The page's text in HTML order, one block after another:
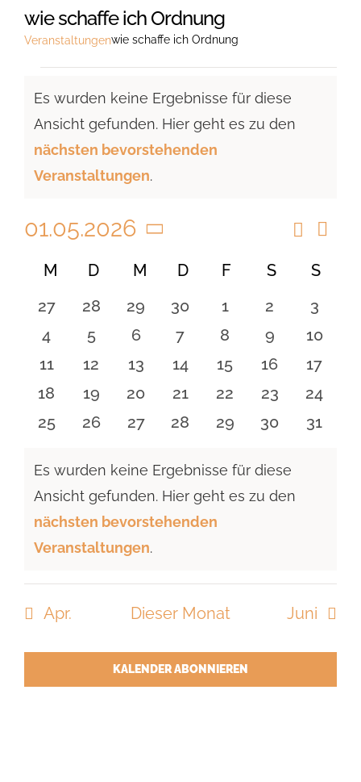
wie schaffe ich Ordnung
Veranstaltungenwie schaffe ich Ordnung
Hinweis
Es wurden keine Ergebnisse für diese
Ansicht gefunden. Hier geht es zu den
nächsten bevorstehenden
Veranstaltungen.
Suche
Suche
Monat
01.05.2026
Datum
wählen.
Kalender
von
Veranstaltungen
M MONTAG
D DIENSTAG
M MITTWOCH
D DONNERSTAG
F FREITAG
SSAMSTAG
S
0
Veranstaltungen
27
0
Veranstaltungen
28
0
Veranstaltungen
29
0
Veranstaltungen
30
0
Veranstaltungen
1
0
2
0
3
0
Veranstaltungen
4
0
Veranstaltungen
5
0
Veranstaltungen
6
0
Veranstaltungen
7
0
Veranstaltungen
8
0
9
0
10
0
Veranstaltungen
11
0
Veranstaltungen
12
0
Veranstaltungen
13
0
Veranstaltungen
14
0
Veranstaltungen
15
0
16
0
17
0
Veranstaltungen
18
0
Veranstaltungen
19
0
Veranstaltungen
20
0
Veranstaltungen
21
0
Veranstaltungen
22
0
23
0
24
0
25
0
26
0
27
0
28
0
29
0
30
0
31
Hinweis
Es wurden keine Ergebnisse für diese
Ansicht gefunden. Hier geht es zu den
nächsten bevorstehenden
Veranstaltungen.
Apr. Dieser Monat Juni
KALENDER ABONNIEREN